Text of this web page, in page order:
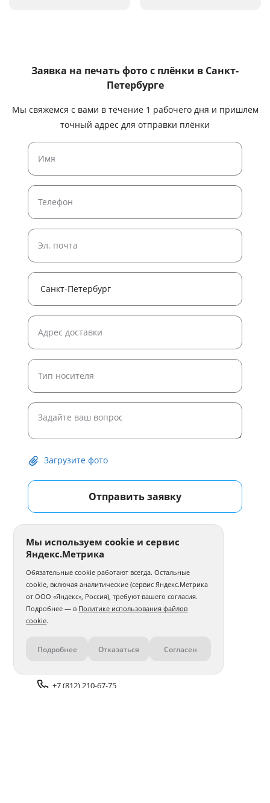
Заявка на печать фото с плёнки в Санкт-
Петербурге
Мы свяжемся с вами в течение 1 рабочего дня и пришлём
точный адрес для отправки плёнки
Загрузите фото
Отправить заявку
Контакты
+7 (812) 210-67-75
Мы используем cookie и сервис
Яндекс.Метрика
Обязательные cookie работают всегда. Остальные
cookie, включая аналитические (сервис Яндекс.Метрика
от ООО «Яндекс», Россия), требуют вашего согласия.
Подробнее — в Политике использования файлов
cookie.
Подробнее Отказаться Согласен